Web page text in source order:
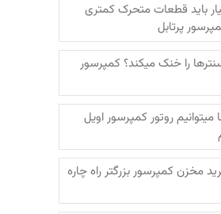
باید قطعات متحرک کمتری
پرتابل
را خنک میکند؟ کمپرسور
روتور کمپرسور اویل
مخزن کمپرسور بزرگتر راه چاره